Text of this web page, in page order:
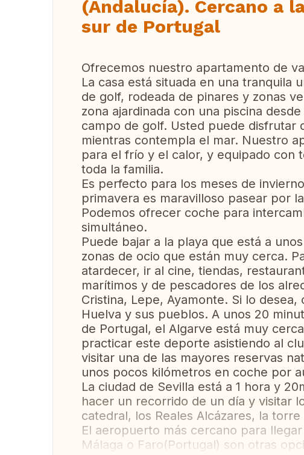
(Andalucía). Cercano a
sur de Portugal
Ofrecemos nuestro apartamento de
La casa está situada en una tranquila
de golf, rodeada de pinares y zonas
zona ajardinada con una piscina
campo de golf. Usted puede disfrutar
mientras contempla el mar. Nuestro
para el frío y el calor, y equipado con
toda la familia.
Es perfecto para los meses de
primavera es maravilloso pasear por
Podemos ofrecer coche para
simultáneo.
Puede bajar a la playa que está a
zonas de ocio que están muy cerca.
atardecer, ir al cine, tiendas,
marítimos y de pescadores de los
Cristina, Lepe, Ayamonte. Si lo
Huelva y sus pueblos. A unos 20
de Portugal, el Algarve está muy
practicar este deporte asistiendo al
visitar una de las mayores reservas
unos pocos kilómetros en coche por
La ciudad de Sevilla está a 1 hora y
hacer un recorrido de un día y visitar
catedral, los Reales Alcázares, la
El aeropuerto más cercano para
Málaga o Faro(Portugal) son otras